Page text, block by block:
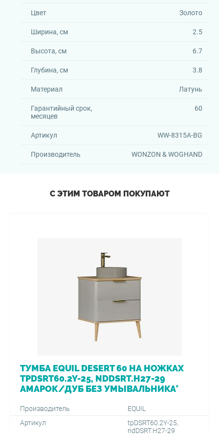
Цвет Золото
Ширина, см 2.5
Высота, см 6.7
Глубина, см 3.8
Материал Латунь
Гарантийный срок,
месяцев
60
Артикул WW-8315A-BG
Производитель WONZON & WOGHAND
С ЭТИМ ТОВАРОМ ПОКУПАЮТ
ТУМБА EQUIL DESERT 60 НА НОЖКАХ
TPDSRT60.2Y-25, NDDSRT.H27-29
АМАРОК/ДУБ БЕЗ УМЫВАЛЬНИКА*
Производитель
EQUIL
Артикул
tpDSRT60.2Y-25,
ndDSRT.H27-29